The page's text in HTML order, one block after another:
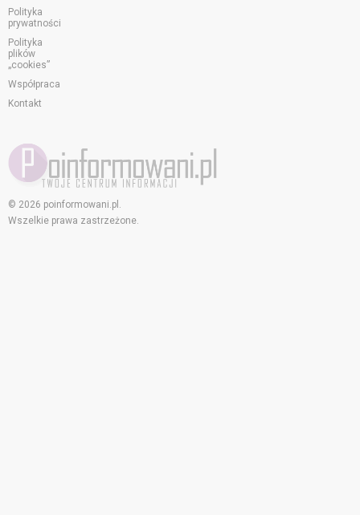
Polityka
prywatności
Polityka
plików
„cookies”
Współpraca
Kontakt
© 2026 poinformowani.pl.
Wszelkie prawa zastrzeżone.